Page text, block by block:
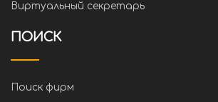
Виртуальный секретарь
ПОИСК
Поиск фирм